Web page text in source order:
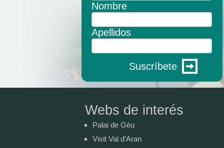
Nombre
Apellidos
Suscríbete
Webs de interés
Palai de Gèu
Visit Val d’Aran